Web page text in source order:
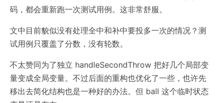
码，都会重新跑一次测试用例。这非常舒服。
文中目前貌似没有处理全中和补中要投多一次的情况？测
试用例只覆盖了分数，没有轮数。
不太赞同为了独立 handleSecondThrow 把好几个局部变
量变成全局变量。不过后面的重构也优化了一些，也许先
移出去简化结构也是一种好的办法。但 ball 这个临时状态